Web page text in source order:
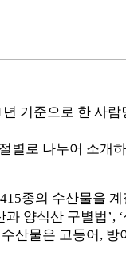
기준으로 한 사
로 나누어 소개
종의 수산물을
양식산 구별법’,
산물은 고등어,